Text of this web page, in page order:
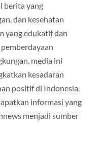
berita yang
dan kesehatan
yang edukatif dan
media ini
kesadaran
positif di Indonesia.
informasi yang
menjadi sumber